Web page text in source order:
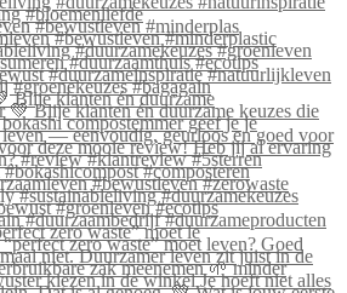
#bewustleven #minderplas
Blije klanten én duurzame
zero waste” moet le